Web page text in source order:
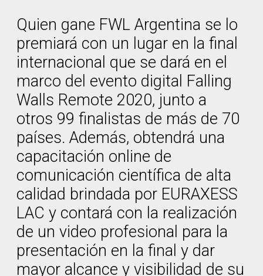
Quien gane FWL Argentina se lo
premiará con un lugar en la final
internacional que se dará en el
marco del evento digital Falling
Walls Remote 2020, junto a
otros 99 finalistas de más de 70
países. Además, obtendrá una
capacitación online de
comunicación científica de alta
calidad brindada por EURAXESS
LAC y contará con la realización
de un video profesional para la
presentación en la final y dar
mayor alcance y visibilidad de su